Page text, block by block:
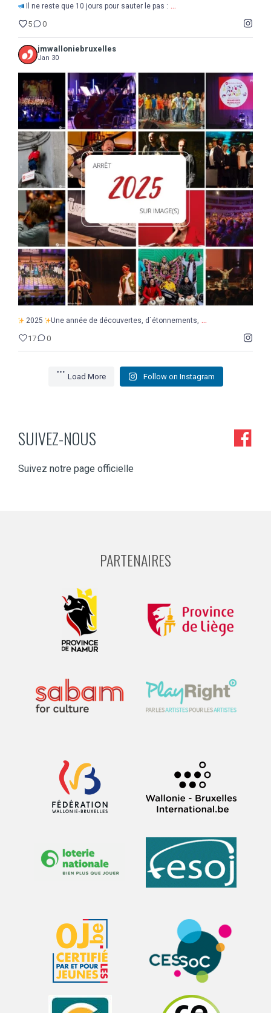
Il ne reste que 10 jours pour sauter le pas : ...
5 0
jmwalloniebruxelles
Jan 30
2025 Une année de découvertes, d`étonnements, ...
2025 Une année de découvertes, d`étonnements, ...
17 0
Load More Follow on Instagram
SUIVEZ-NOUS
Suivez notre page officielle
PARTENAIRES